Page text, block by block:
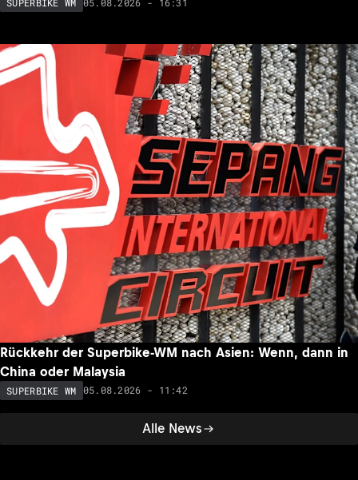
Alle News
SUPERBIKE WM
Rückkehr der Superbike-WM nach Asien: Wenn, dann in
China oder Malaysia
SUPERBIKE WM 05.08.2026 - 11:42